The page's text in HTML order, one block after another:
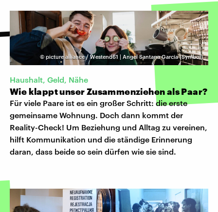
© picture alliance / Westend61 | Angel Santana Garcia (Symbol)
Haushalt, Geld, Nähe
Wie klappt unser Zusammenziehen als Paar?
Für viele Paare ist es ein großer Schritt: die erste
gemeinsame Wohnung. Doch dann kommt der
Reality-Check! Um Beziehung und Alltag zu vereinen,
hilft Kommunikation und die ständige Erinnerung
daran, dass beide so sein dürfen wie sie sind.